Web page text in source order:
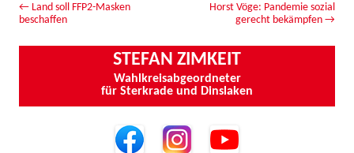
Beitrags-Navigation
← Land soll FFP2-Masken
beschaffen
Horst Vöge: Pandemie sozial
gerecht bekämpfen →
STEFAN ZIMKEIT
Wahlkreisabgeordneter
für Sterkrade und Dinslaken